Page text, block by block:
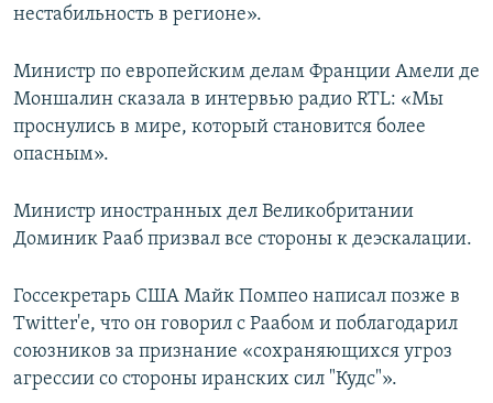
нестабильность в регионе».
Министр по европейским делам Франции Амели де
Моншалин сказала в интервью радио RTL: «Мы
проснулись в мире, который становится более
опасным».
Министр иностранных дел Великобритании
Доминик Рааб призвал все стороны к деэскалации.
Госсекретарь США Майк Помпео написал позже в
Twitter'е, что он говорил с Раабом и поблагодарил
союзников за признание «сохраняющихся угроз
агрессии со стороны иранских сил "Кудс"».